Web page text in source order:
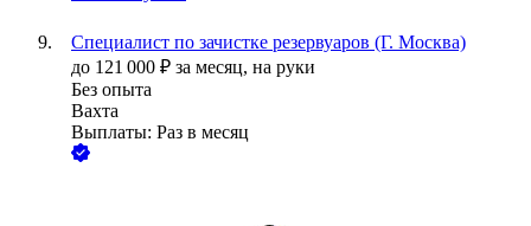
Специалист по зачистке резервуаров (Г. Москва)
до 121 000 ₽ за месяц, на руки
Без опыта
Вахта
Выплаты: Раз в месяц